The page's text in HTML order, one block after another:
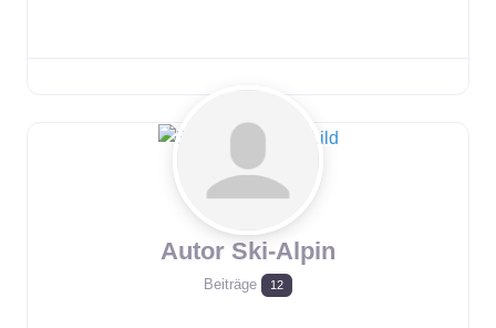
Autor Ski-Alpin
Beiträge 12